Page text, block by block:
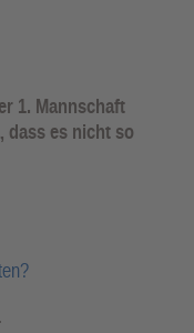
1. Mannschaft
dass es nicht so